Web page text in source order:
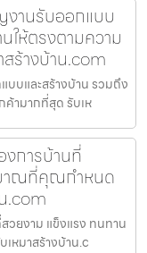
งานรับออกแบบ
ให้ตรงตามความ
ร้างบ้าน.com
บบและสร้างบ้าน รวมถึง
ามากที่สุด รับเห
การบ้านที่
มาณที่คุณกำหนด
.com
วยงาม แข็งแรง ทนทาน
หมาสร้างบ้าน.c